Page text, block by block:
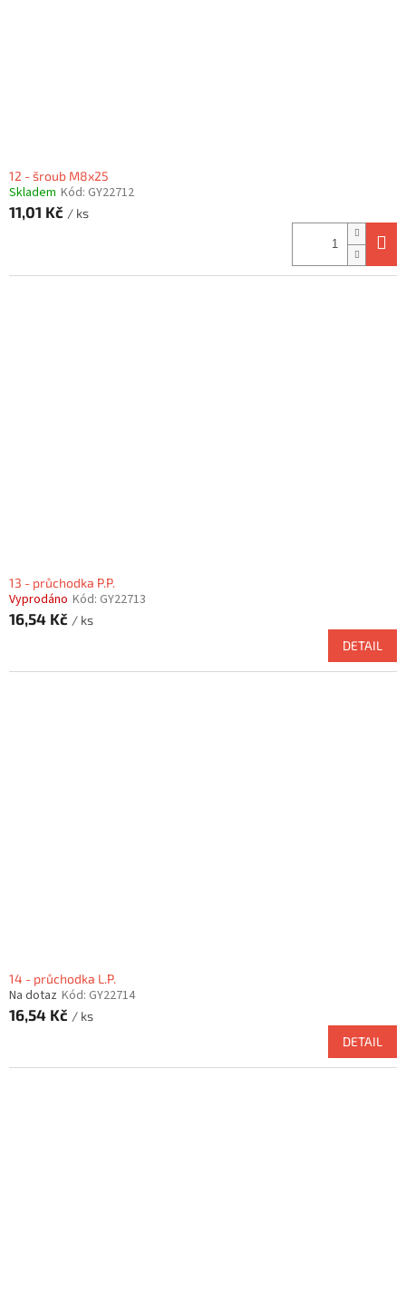
12 - šroub M8x25
Skladem Kód: GY22712
11,01 Kč / ks
13 - průchodka P.P.
Vyprodáno Kód: GY22713
16,54 Kč / ks
DETAIL
14 - průchodka L.P.
Na dotaz Kód: GY22714
16,54 Kč / ks
DETAIL